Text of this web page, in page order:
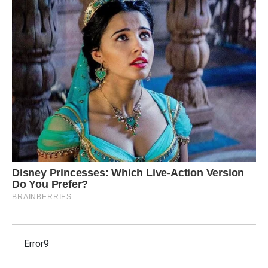
Error9